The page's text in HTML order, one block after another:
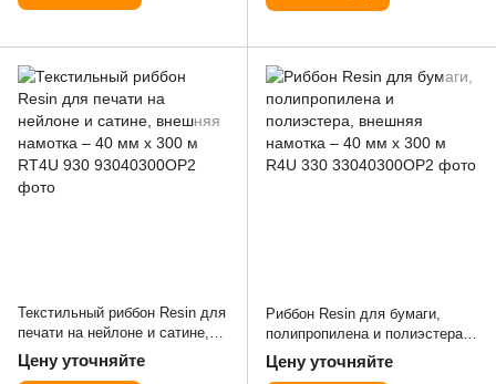
Текстильный риббон Resin для
печати на нейлоне и сатине,
внешняя намотка – 40 мм x
300 м RT4U 930
Цену уточняйте
Риббон Resin для бумаги,
полипропилена и полиэстера,
внешняя намотка – 40 мм x 300
м R4U 330
Цену уточняйте